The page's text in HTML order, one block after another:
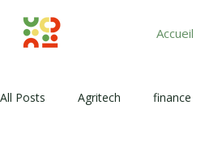
Accueil
All Posts Agritech finance